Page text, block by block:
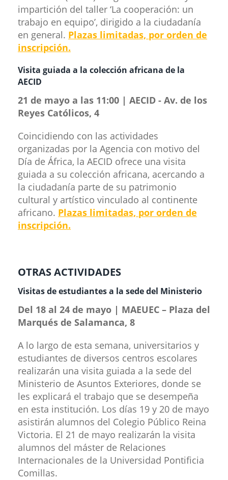
impartición del taller ‘La cooperación: un
trabajo en equipo’, dirigido a la ciudadanía
en general. Plazas limitadas, por orden de
inscripción.
Visita guiada a la colección afric​​ana de la
AECID
21 de mayo a las 11:00 | AECID - Av. de los
Reyes Católicos, 4
Coincidiendo con las actividades
organizadas por la Agencia con motivo del
Día de África, la AECID ofrece una visita
guiada a su colección africana, acercando a
la ciudadanía parte de su patrimonio
cultural y artístico vinculado al continente
africano. Plazas limitadas, por orden de
inscripción.
OTRAS ACTIVI​DADES
Visitas de estudiantes a la sede del Mi​​nisterio
Del 18 al 24 de mayo | MAEUEC – Plaza del
Marqués de Salamanca, 8
A lo largo de esta semana, universitarios y
estudiantes de diversos centros escolares
realizarán una visita guiada a la sede del
Ministerio de Asuntos Exteriores, donde se
les explicará el trabajo que se desempeña
en esta institución. Los días 19 y 20 de mayo
asistirán alumnos del Colegio Público Reina
Victoria. El 21 de mayo realizarán la visita
alumnos del máster de Relaciones
Internacionales de la Universidad Pontificia
Comillas.